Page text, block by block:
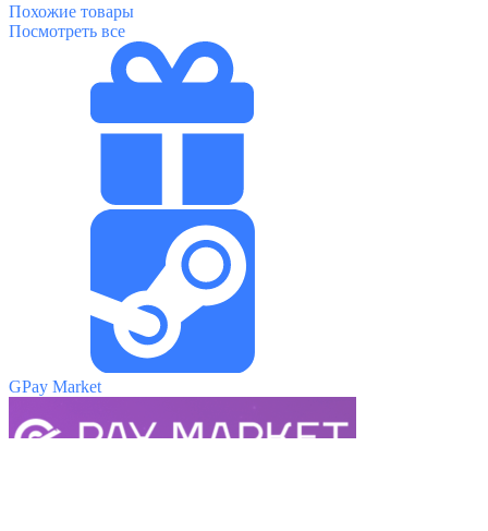
Похожие товары
Посмотреть все
GPay Market